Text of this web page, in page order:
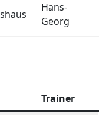
Hans-
Georg
Trainer